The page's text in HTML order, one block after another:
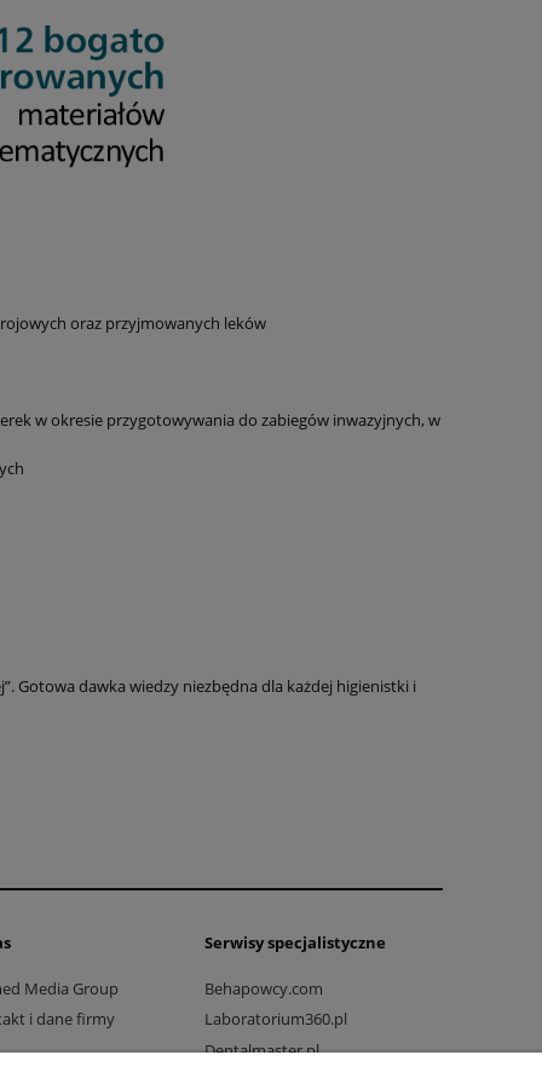
oraz przyjmowanych leków
w okresie przygotowywania do zabiegów inwazyjnych, w
Gotowa dawka wiedzy niezbędna dla każdej higienistki i
Media Group
i dane firmy
Serwisy specjalistyczne
Behapowcy.com
Laboratorium360.pl
Dentalmaster.pl